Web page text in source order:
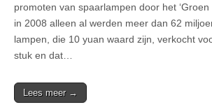
promoten van spaarlampen door het ‘Groen
in 2008 alleen al werden meer dan 62
lampen, die 10 yuan waard zijn, verkocht
stuk en dat…
Lees meer →